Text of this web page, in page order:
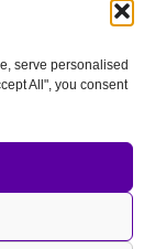
serve personalised
All", you consent